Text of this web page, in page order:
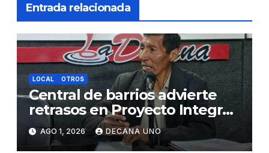
Entrada relacionada
LOCAL OTROS
Central de barrios advierte
retrasos en Proyecto Integral
de Agua y Alcantarillado para
Juliaca
AGO 1, 2026 DECANA UNO